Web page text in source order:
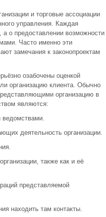
и торговые ассоциации
управления. Каждая
о предоставлении возможности
Часто именно эти
замечания к законопроектам
озабочены оценкой
организацию клиента. Обычно
организацию в
являются:
ведомствами.
деятельность организации.
также как и её
представляемой
находить там контакты.